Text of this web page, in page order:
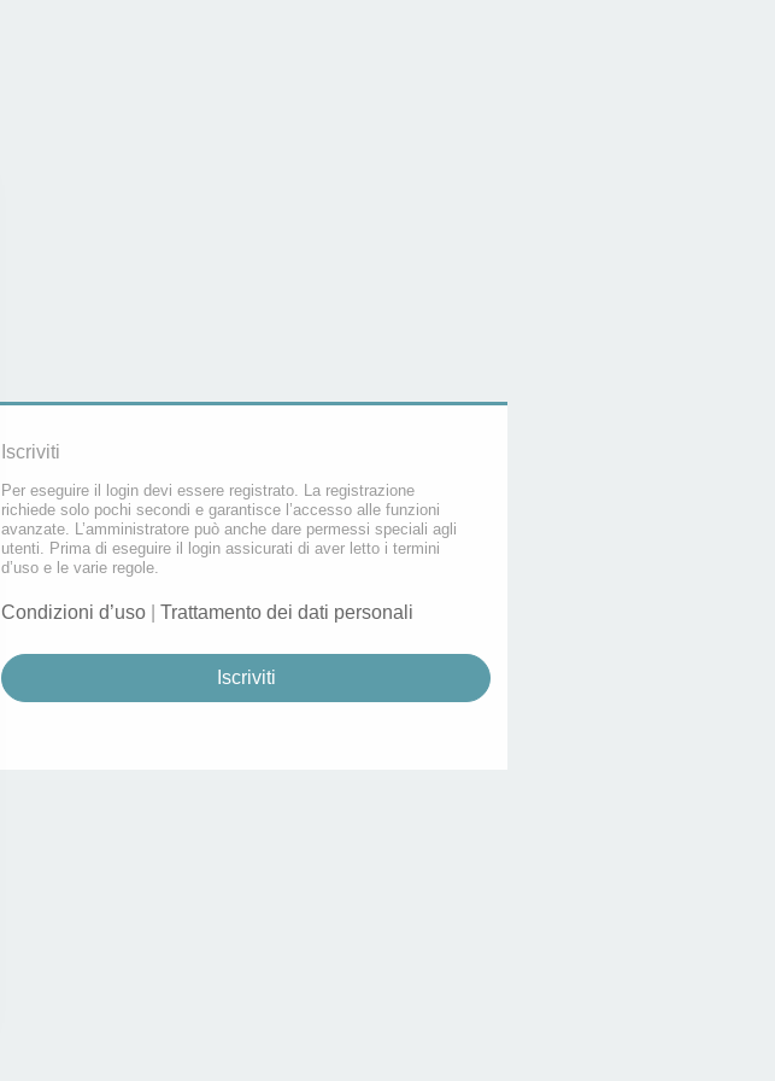
Iscriviti
Per eseguire il login devi essere registrato. La registrazione
richiede solo pochi secondi e garantisce l’accesso alle funzioni
avanzate. L’amministratore può anche dare permessi speciali agli
utenti. Prima di eseguire il login assicurati di aver letto i termini
d’uso e le varie regole.
Condizioni d’uso Trattamento dei dati personali
Iscriviti